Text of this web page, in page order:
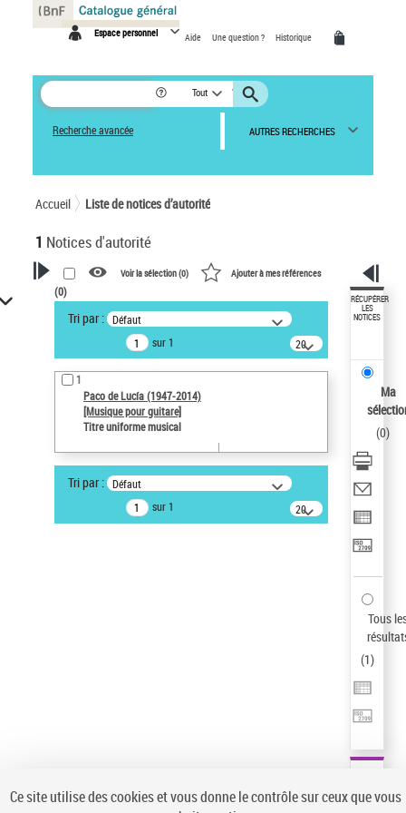
Espace personnel Aide Une question ? Historique
Tout
Recherche avancée AUTRES RECHERCHES
Accueil Liste de notices d’autorité
1 Notices d'autorité
VOTRE RECHERCHE
Recherche avancée dans les
notices d’autorité
Œuvres liées à l'auteur :
Paco de Lucía (1947-2014)
Auteur d’œuvre
Type de notice d'autorité
Voir la sélection (0) Ajouter à mes références
(0)
Tri par : Défaut
sur 1
20
résultats/page
1
Paco de Lucía (1947-2014)
[Musique pour guitare]
Titre uniforme musical
Tri par : Défaut
sur 1
20
résultats/page
RÉCUPÉRER
LES
NOTICES
Ma
(0)
Tous
(1)
Panneau de gestion des cookies
Ce site utilise des cookies et vous donne le contrôle sur ceux que vous